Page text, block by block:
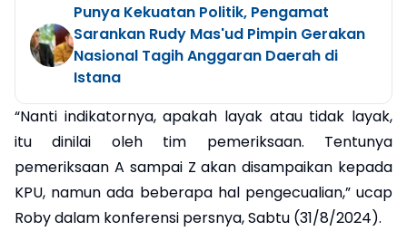
Punya Kekuatan Politik, Pengamat
Sarankan Rudy Mas'ud Pimpin Gerakan
Nasional Tagih Anggaran Daerah di
Istana
“Nanti indikatornya, apakah layak atau tidak layak,
itu dinilai oleh tim pemeriksaan. Tentunya
pemeriksaan A sampai Z akan disampaikan kepada
KPU, namun ada beberapa hal pengecualian,” ucap
Roby dalam konferensi persnya, Sabtu (31/8/2024).